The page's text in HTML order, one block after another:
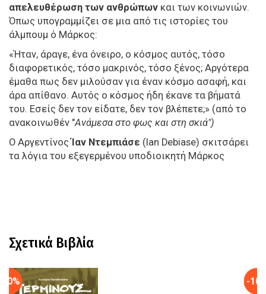
απελευθέρωση των ανθρώπων και των κοινωνιών.
Όπως υπογραμμίζει σε μια από τις ιστορίες του
άλμπουμ ό Μάρκος:
«Ήταν, άραγε, ένα όνειρο, ο κόσμος αυτός, τόσο
διαφορετικός, τόσο μακρινός, τόσο ξένος; Αργότερα
έμαθα πως δεν μιλούσαν για έναν κόσμο ασαφή, και
άρα απίθανο. Αυτός ο κόσμος ήδη έκανε τα βήματά
του. Εσείς δεν τον είδατε, δεν τον βλέπετε;» (από το
ανακοινωθέν "Ανάμεσα στο φως και στη σκιά")
Ο ΑργεντίνοςΊαν Ντεμπιάσε (Ian Debiase) σκιτσάρει
τα λόγια του εξεγερμένου υποδιοικητή Μάρκος
Σχετικά Βιβλία
-